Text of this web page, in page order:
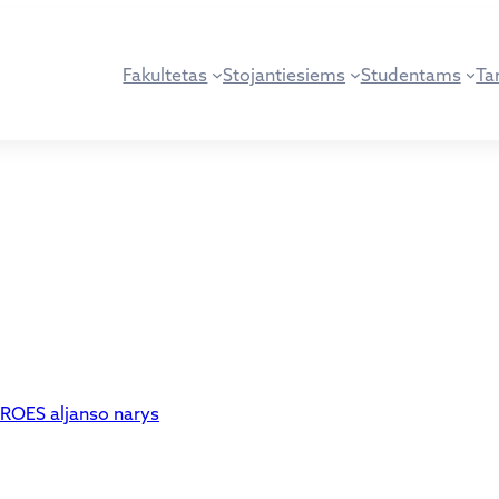
Fakultetas Stojantiesiems Studentams
aljanso narys